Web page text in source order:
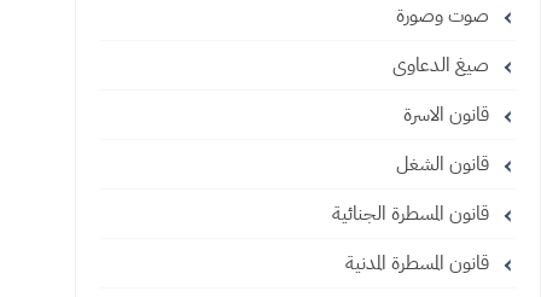
صوت وصورة
صيغ الدعاوى
قانون الاسرة
قانون الشغل
قانون المسطرة الجنائية
قانون المسطرة المدنية